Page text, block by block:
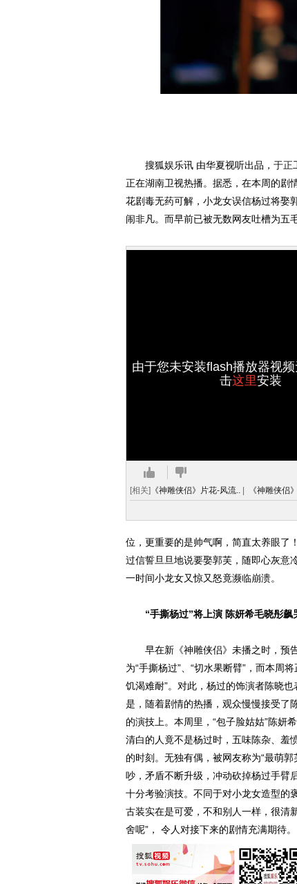
搜狐娱乐讯 由华夏视听出品， 于正
正在湖南卫视热播。据悉，在本周的剧
花剧毒无药可解，小龙女误信杨过将娶
闹非凡。而早前已被无数网友吐槽为五
由于您未安装flash播放器视
击这里安装
[相关] 《神雕侠侣》片花-风流.. 《神雕侠侣
位，更重要的是帅气啊，简直太养眼了
过信誓旦旦地说要娶郭芙，随即心灰意
一时间小龙女又惊又怒竟濒临崩溃。
“手撕杨过”将上演 陈妍希毛晓彤飙
早在新《神雕侠侣》未播之时，预告
为“手撕杨过”、“切水果断臂”，而本周
饥渴难耐”。对此，杨过的饰演者陈晓
是，随着剧情的热播，观众慢慢接受了
的演技上。本周里，“包子脸姑姑”陈妍
清白的人竟不是杨过时，五味陈杂、羞
的时刻。无独有偶，被网友称为“最萌
吵，矛盾不断升级，冲动砍掉杨过手臂
十分考验演技。不同于对小龙女造型的
古装实在是可爱，不和别人一样，很清
舍呢”， 令人对接下来的剧情充满期待。